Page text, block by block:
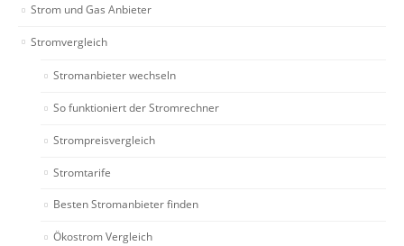
Strom und Gas Anbieter
Stromvergleich
Stromanbieter wechseln
So funktioniert der Stromrechner
Strompreisvergleich
Stromtarife
Besten Stromanbieter finden
Ökostrom Vergleich